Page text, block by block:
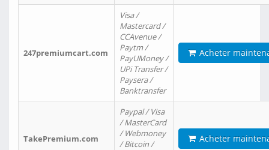
247premiumcart.com
Visa /
Mastercard /
CCAvenue /
Paytm /
PayUMoney /
UPi Transfer /
Paysera /
Banktransfer
Acheter
TakePremium.com
Paypal / Visa
/ MasterCard
/ Webmoney
/ Bitcoin /
Acheter